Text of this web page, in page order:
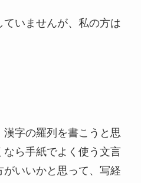
いませんが、私の方は
字の羅列を書こうと思
なら手紙でよく使う文言
いいかと思って、写経